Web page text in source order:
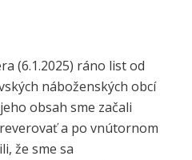
(6.1.2025) ráno list od
náboženských obcí
obsah sme začali
a po vnútornom
že sme sa